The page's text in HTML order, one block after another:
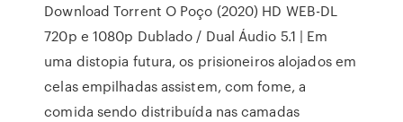
Download Torrent O Poço (2020) HD WEB-DL
720p e 1080p Dublado / Dual Áudio 5.1 | Em
uma distopia futura, os prisioneiros alojados em
celas empilhadas assistem, com fome, a
comida sendo distribuída nas camadas